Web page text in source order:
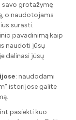
savo grotažymę
o naudotojams
surasti.
pavadinimą kaip
naudoti jūsų
dalinasi jūsų
: naudodami
istorijose galite
pasiekti kuo